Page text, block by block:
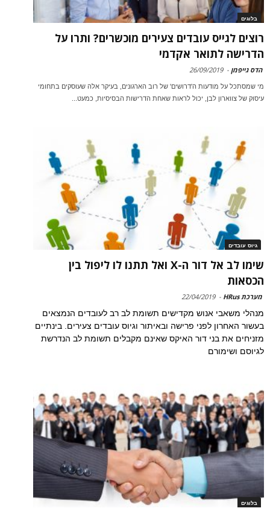
בלוגים
רוצים לגייס עובדים צעירים מוכשרים? ותרו על
הדרישה לתואר אקדמי
הדס גייפמן -
26/09/2019
מי שמסתכל על מודעות ה'דרושים' של רוב הארגונים, בעיקר אלה שעוסקים בתחומי
עיסוק של צווארון לבן, יכול לראות שאחת הדרישות הבסיסיות, כמעט...
גיוס עובדים
שימו לב אל דור ה-X ואל תתנו לו ליפול בין
הכסאות
מערכת HRus -
22/04/2019
מנהלי משאבי אנוש מקדישים תשומת לב רב לעובדים הנמצאים
בעשור האחרון לפני פרישה ובאיתור וגיוס עובדים צעירים. בינתיים
מזניחים את בני דור האיקס שאינם מקבלים תשומת לב הנדרשת
לגיוסם ושימורם
בלוגים